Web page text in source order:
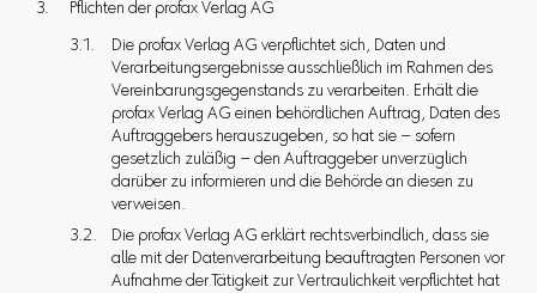
Pflichten der profax Verlag AG
Die profax Verlag AG verpflichtet sich, Daten und
Verarbeitungsergebnisse ausschließlich im Rahmen des
Vereinbarungsgegenstands zu verarbeiten. Erhält die
profax Verlag AG einen behördlichen Auftrag, Daten des
Auftraggebers herauszugeben, so hat sie – sofern
gesetzlich zuläßig – den Auftraggeber unverzüglich
darüber zu informieren und die Behörde an diesen zu
verweisen.
Die profax Verlag AG erklärt rechtsverbindlich, dass sie
alle mit der Datenverarbeitung beauftragten Personen vor
Aufnahme der Tätigkeit zur Vertraulichkeit verpflichtet hat